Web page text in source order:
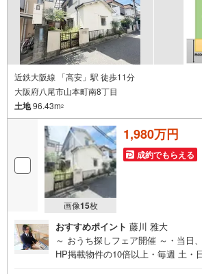
＜プラン例（間取り）＞※間取り変更可能です
・お洋服はもちろん行事飾りなども収納できるウ
・ご家族との会話も弾む対面式キッチン
・お洗濯もたっぷり干せるバルコニー2ヶ所
・食品ストックに便利なパントリー
近鉄大阪線 「高安」駅 徒歩11分
大阪府八尾市山本町南8丁目
土地96.43m2
画像15枚
1,980万円
成約でもらえる
おすすめポイント 藤川 雅大
～ おうち探しフェア開催 ～・当日
HP掲載物件の10倍以上・毎週 土・